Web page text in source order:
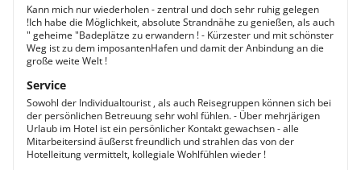
Kann mich nur wiederholen - zentral und doch sehr ruhig gelegen
!Ich habe die Möglichkeit, absolute Strandnähe zu genießen, als auch
" geheime "Badeplätze zu erwandern ! - Kürzester und mit schönster
Weg ist zu dem imposantenHafen und damit der Anbindung an die
große weite Welt !
Service
Sowohl der Individualtourist , als auch Reisegruppen können sich bei
der persönlichen Betreuung sehr wohl fühlen. - Über mehrjärigen
Urlaub im Hotel ist ein persönlicher Kontakt gewachsen - alle
Mitarbeitersind äußerst freundlich und strahlen das von der
Hotelleitung vermittelt, kollegiale Wohlfühlen wieder !